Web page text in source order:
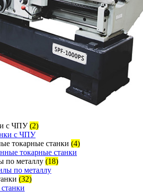
с ЧПУ(2)
токарные станки (4)
по металлу (18)
(32)